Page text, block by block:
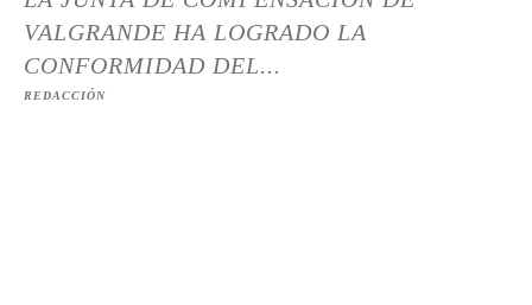
VALGRANDE HA LOGRADO LA
CONFORMIDAD DEL...
REDACCIÓN